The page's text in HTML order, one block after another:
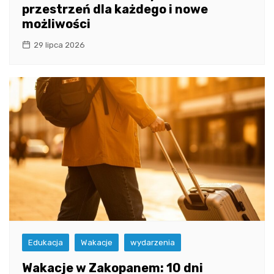
przestrzeń dla każdego i nowe
możliwości
29 lipca 2026
Edukacja Wakacje wydarzenia
Wakacje w Zakopanem: 10 dni